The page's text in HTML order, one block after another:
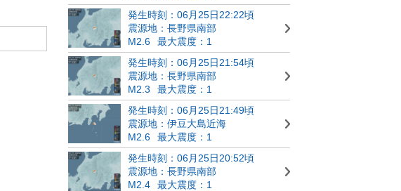
発生時刻：06月25日22:22頃
震源地：長野県南部
M2.6
最大震度：1
発生時刻：06月25日21:54頃
震源地：長野県南部
M2.3
最大震度：1
発生時刻：06月25日21:49頃
震源地：伊豆大島近海
M2.6
最大震度：1
発生時刻：06月25日20:52頃
震源地：長野県南部
M2.4
最大震度：1